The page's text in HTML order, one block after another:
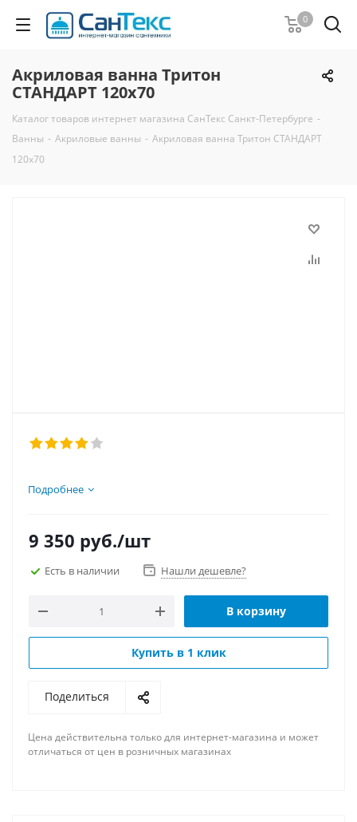
0
Акриловая ванна Тритон
СТАНДАРТ 120x70
Каталог товаров интернет магазина СанТекс Санкт-Петербурге -
Ванны - Акриловые ванны - Акриловая ванна Тритон СТАНДАРТ
120x70
Подробнее
9 350 руб./шт
Есть в наличии Нашли дешевле?
В корзину
Купить в 1 клик
Поделиться
Цена действительна только для интернет-магазина и может
отличаться от цен в розничных магазинах